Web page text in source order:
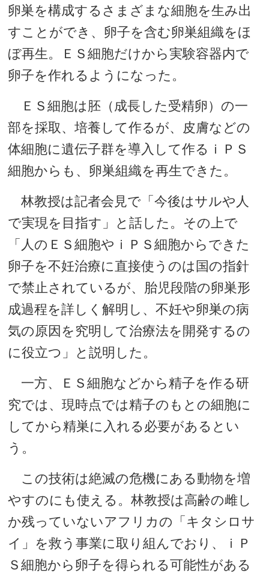
卵巣を構成するさまざまな細胞を生み出
すことができ、卵子を含む卵巣組織をほ
ぼ再生。ＥＳ細胞だけから実験容器内で
卵子を作れるようになった。
ＥＳ細胞は胚（成長した受精卵）の一
部を採取、培養して作るが、皮膚などの
体細胞に遺伝子群を導入して作るｉＰＳ
細胞からも、卵巣組織を再生できた。
林教授は記者会見で「今後はサルや人
で実現を目指す」と話した。その上で
「人のＥＳ細胞やｉＰＳ細胞からできた
卵子を不妊治療に直接使うのは国の指針
で禁止されているが、胎児段階の卵巣形
成過程を詳しく解明し、不妊や卵巣の病
気の原因を究明して治療法を開発するの
に役立つ」と説明した。
一方、ＥＳ細胞などから精子を作る研
究では、現時点では精子のもとの細胞に
してから精巣に入れる必要があるとい
う。
この技術は絶滅の危機にある動物を増
やすのにも使える。林教授は高齢の雌し
か残っていないアフリカの「キタシロサ
イ」を救う事業に取り組んでおり、ｉＰ
Ｓ細胞から卵子を得られる可能性がある